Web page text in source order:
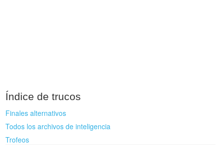
Índice de trucos
Finales alternativos
Todos los archivos de inteligencia
Trofeos